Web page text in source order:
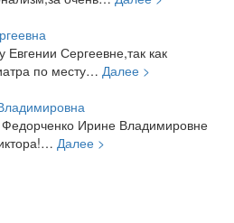
Сергеевне,так как
по месту… Далее >
Ирине Владимировне
Далее >